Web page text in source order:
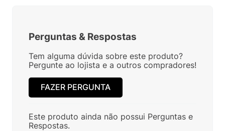
Perguntas & Respostas
Tem alguma dúvida sobre este produto?
Pergunte ao lojista e a outros compradores!
FAZER PERGUNTA
Este produto ainda não possui Perguntas e
Respostas.